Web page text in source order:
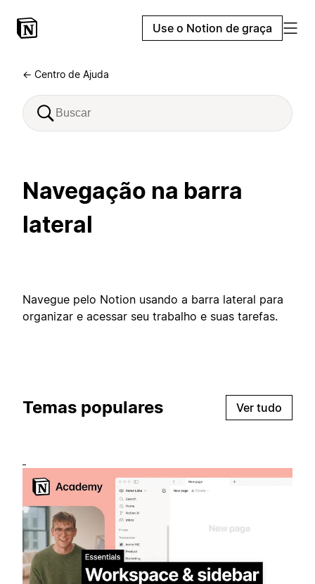
Use o Notion de graça
← Centro de Ajuda
Navegação na barra
lateral
Navegue pelo Notion usando a barra lateral para
organizar e acessar seu trabalho e suas tarefas.
Temas populares Ver tudo